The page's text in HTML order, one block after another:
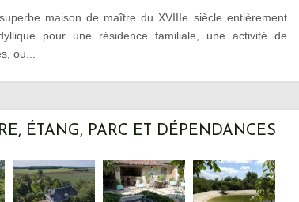
maison de maître du XVIIIe siècle entièrement
pour une résidence familiale, une activité de
ou...
ÉTANG, PARC ET DÉPENDANCES